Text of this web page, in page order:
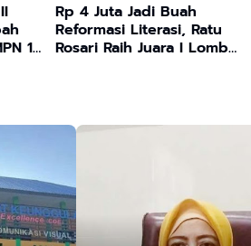
1
Rp 4 Juta Jadi Buah
Reformasi Literasi, Ratu
Rosari Raih Juara I Lomba